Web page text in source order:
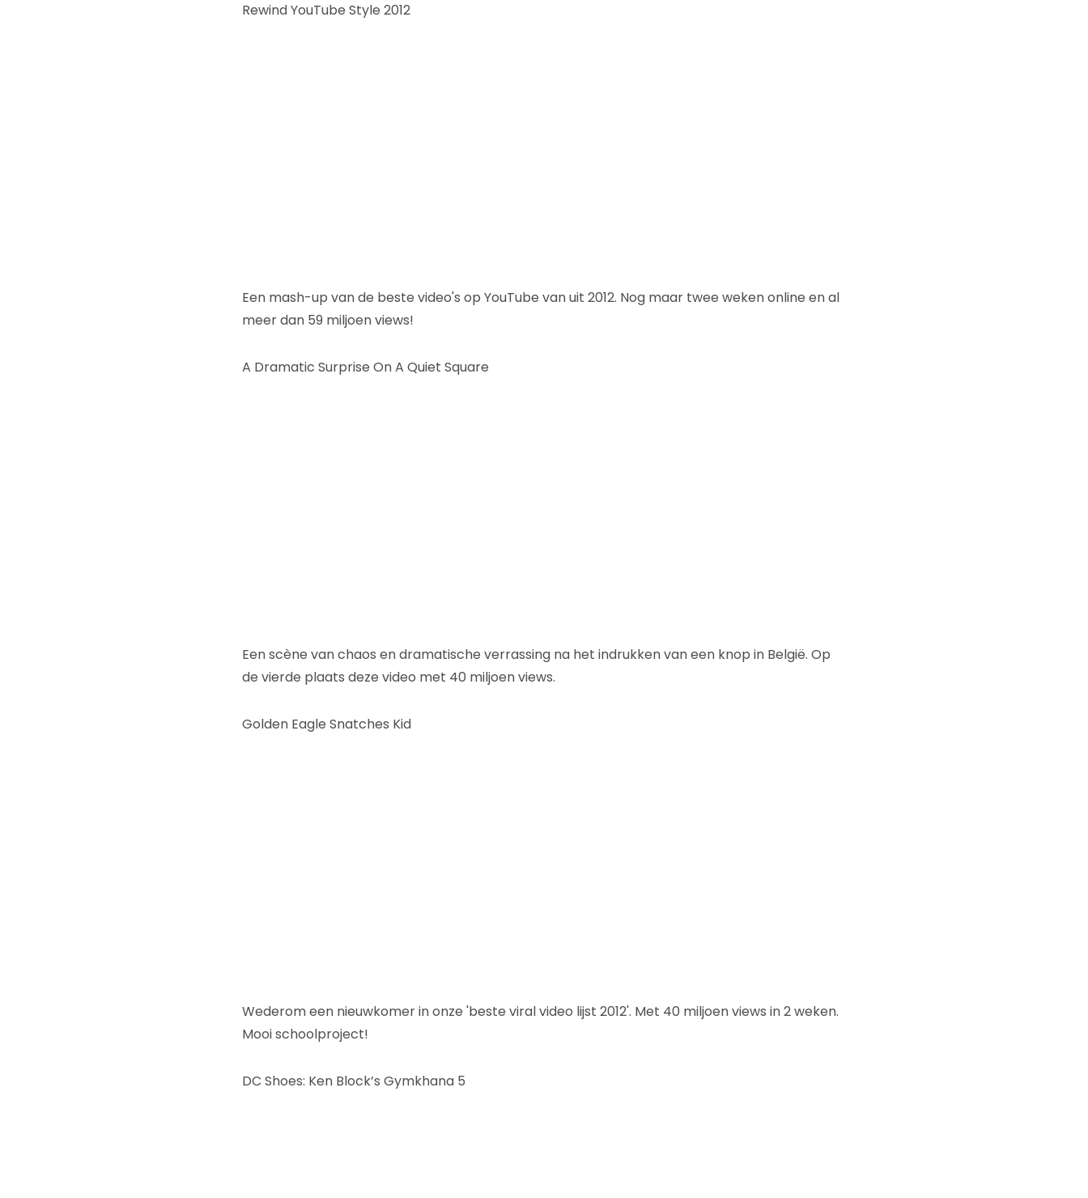
Rewind YouTube Style 2012
Een mash-up van de beste video's op YouTube van uit 2012. Nog maar twee weken online en al
meer dan 59 miljoen views!
A Dramatic Surprise On A Quiet Square
Een scène van chaos en dramatische verrassing na het indrukken van een knop in België. Op
de vierde plaats deze video met 40 miljoen views.
Golden Eagle Snatches Kid
Wederom een nieuwkomer in onze 'beste viral video lijst 2012'. Met 40 miljoen views in 2 weken.
Mooi schoolproject!
DC Shoes: Ken Block’s Gymkhana 5